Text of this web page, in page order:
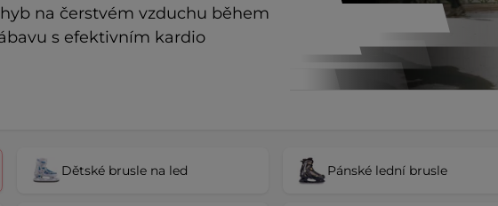
na čerstvém vzduchu během
s efektivním kardio
Dětské brusle na led Pánské lední brusle